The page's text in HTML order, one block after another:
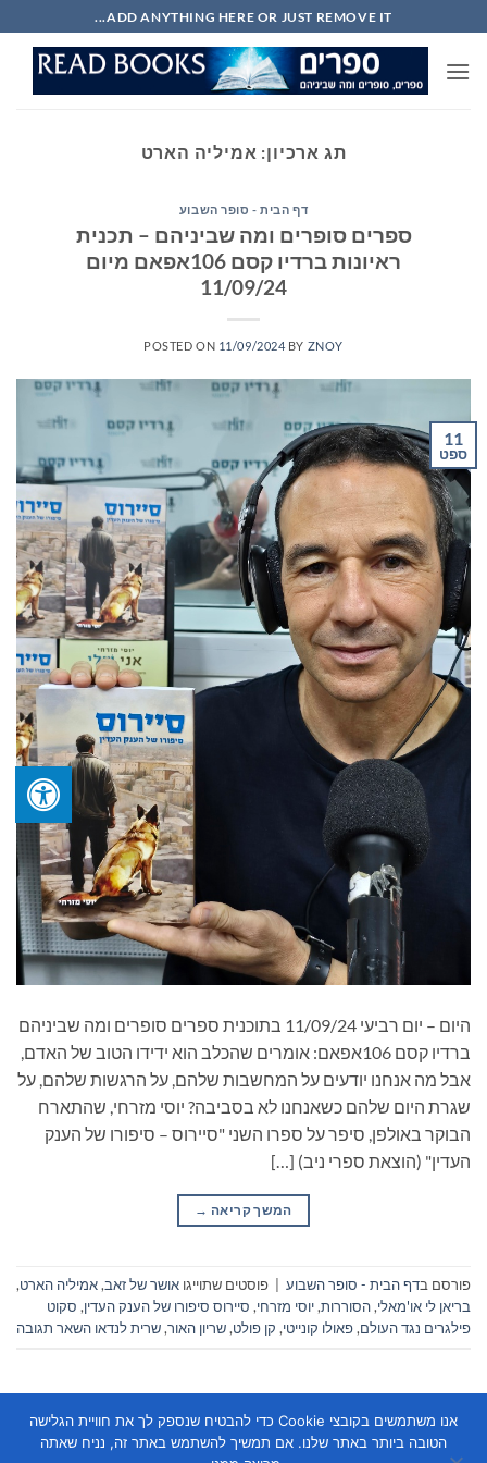
to
content
ADD ANYTHING HERE OR JUST REMOVE IT...
תג ארכיון: אמיליה הארט
דף הבית - סופר השבוע
ספרים סופרים ומה שביניהם – תכנית
ראיונות ברדיו קסם 106אפאם מיום
11/09/24
POSTED ON 11/09/2024 BY ZNOY
11
ספט
היום – יום רביעי 11/09/24 בתוכנית ספרים סופרים ומה שביניהם
ברדיו קסם 106אפאם: אומרים שהכלב הוא ידידו הטוב של האדם,
אבל מה אנחנו יודעים על המחשבות שלהם, על הרגשות שלהם, על
שגרת היום שלהם כשאנחנו לא בסביבה? יוסי מזרחי, שהתארח
הבוקר באולפן, סיפר על ספרו השני "סיירוס – סיפורו של הענק
העדין" (הוצאת ספרי ניב) […]
המשך קריאה →
פורסם בדף הבית - סופר השבוע פוסטים שתוייגו אושר של זאב,אמיליה הארט,
בריאן לי או'מאלי,הסוררות,יוסי מזרחי, סיירוס סיפורו של הענק העדין, סקוט
פילגרים נגד העולם,פאולו קונייטי, קן פולט,שריון האור,שרית לנדאו השאר תגובה
אנו משתמשים בקובצי Cookie כדי להבטיח שנספק לך את חוויית הגלישה
הטובה ביותר באתר שלנו. אם תמשיך להשתמש באתר זה, נניח שאתה